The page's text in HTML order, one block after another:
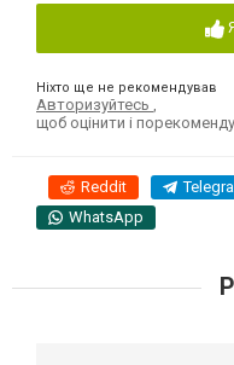
Ніхто ще не рекомендував
Авторизуйтесь
щоб оцінити і
Reddit
WhatsApp